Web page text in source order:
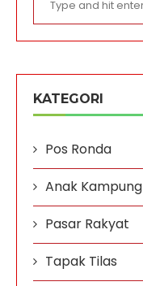
KATEGORI
Pos Ronda
Anak Kampung
Pasar Rakyat
Tapak Tilas